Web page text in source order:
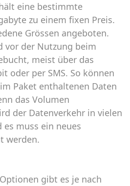
eine bestimmte
zu einem fixen Preis.
Grössen angeboten.
vor der Nutzung beim
meist über das
oder per SMS. So können
Paket enthaltenen Daten
das Volumen
der Datenverkehr in vielen
muss ein neues
werden.
gibt es je nach